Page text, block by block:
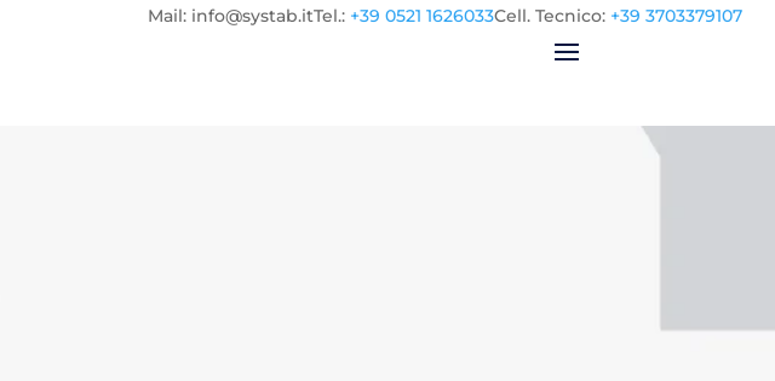
Cell. Tecnico: +39 3703379107
Tel.: +39 0521 1626033
Mail: info@systab.it